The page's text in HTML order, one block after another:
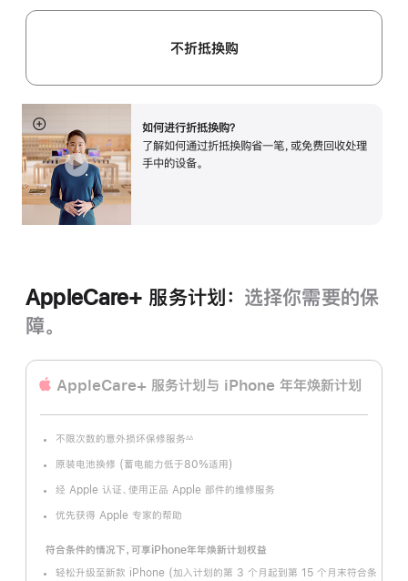
不折抵换购
如何进行折抵换购？
了解如何通过折抵换购省一笔，或免费回收处理
手中的设备。
展
开
AppleCare+ 服务计划： 选择你需要的保
障。
AppleCare+ 服务计划 与 iPhone 年年焕新计划
不限次数的意外损坏保修服务∆∆
原装电池换修 (蓄电能力低于80%适用)
经 Apple 认证、使用正品 Apple 部件的维修服务
优先获得 Apple 专家的帮助
符合条件的情况下，可享iPhone年年焕新计划权益
轻松升级至新款 iPhone (加入计划的第 3 个月起到第 15 个月末符合条